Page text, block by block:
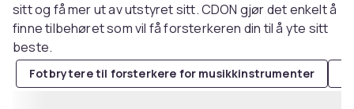
sitt og få mer ut av utstyret sitt. CDON gjør det enkelt å
finne tilbehøret som vil få forsterkeren din til å yte sitt
beste.
Fotbrytere til forsterkere for musikkinstrumenter